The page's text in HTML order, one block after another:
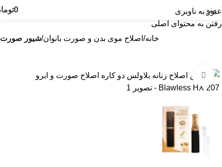
عبور به ناوبری
رفتن به محتوای اصلی
منو 0
خانه اصلاح موی بدن و صورت بانوان شیور صورت
بزرگنمایی تصویر